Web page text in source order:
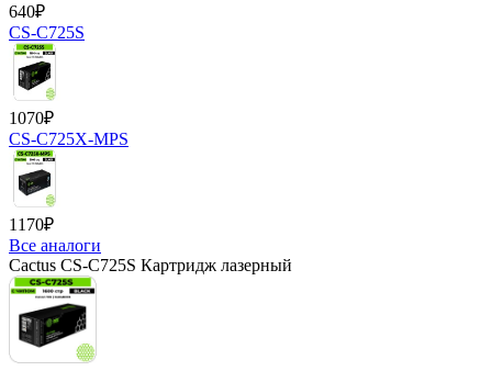
640₽
CS-C725S
1070₽
CS-C725X-MPS
1170₽
Все аналоги
Cactus CS-C725S Картридж лазерный